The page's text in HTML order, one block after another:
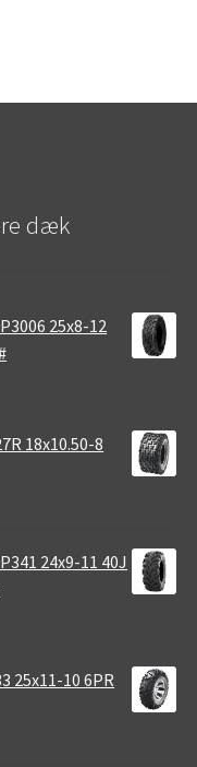
dæk
25x8-12
18x10.50-8
24x9-11 40J
25x11-10 6PR